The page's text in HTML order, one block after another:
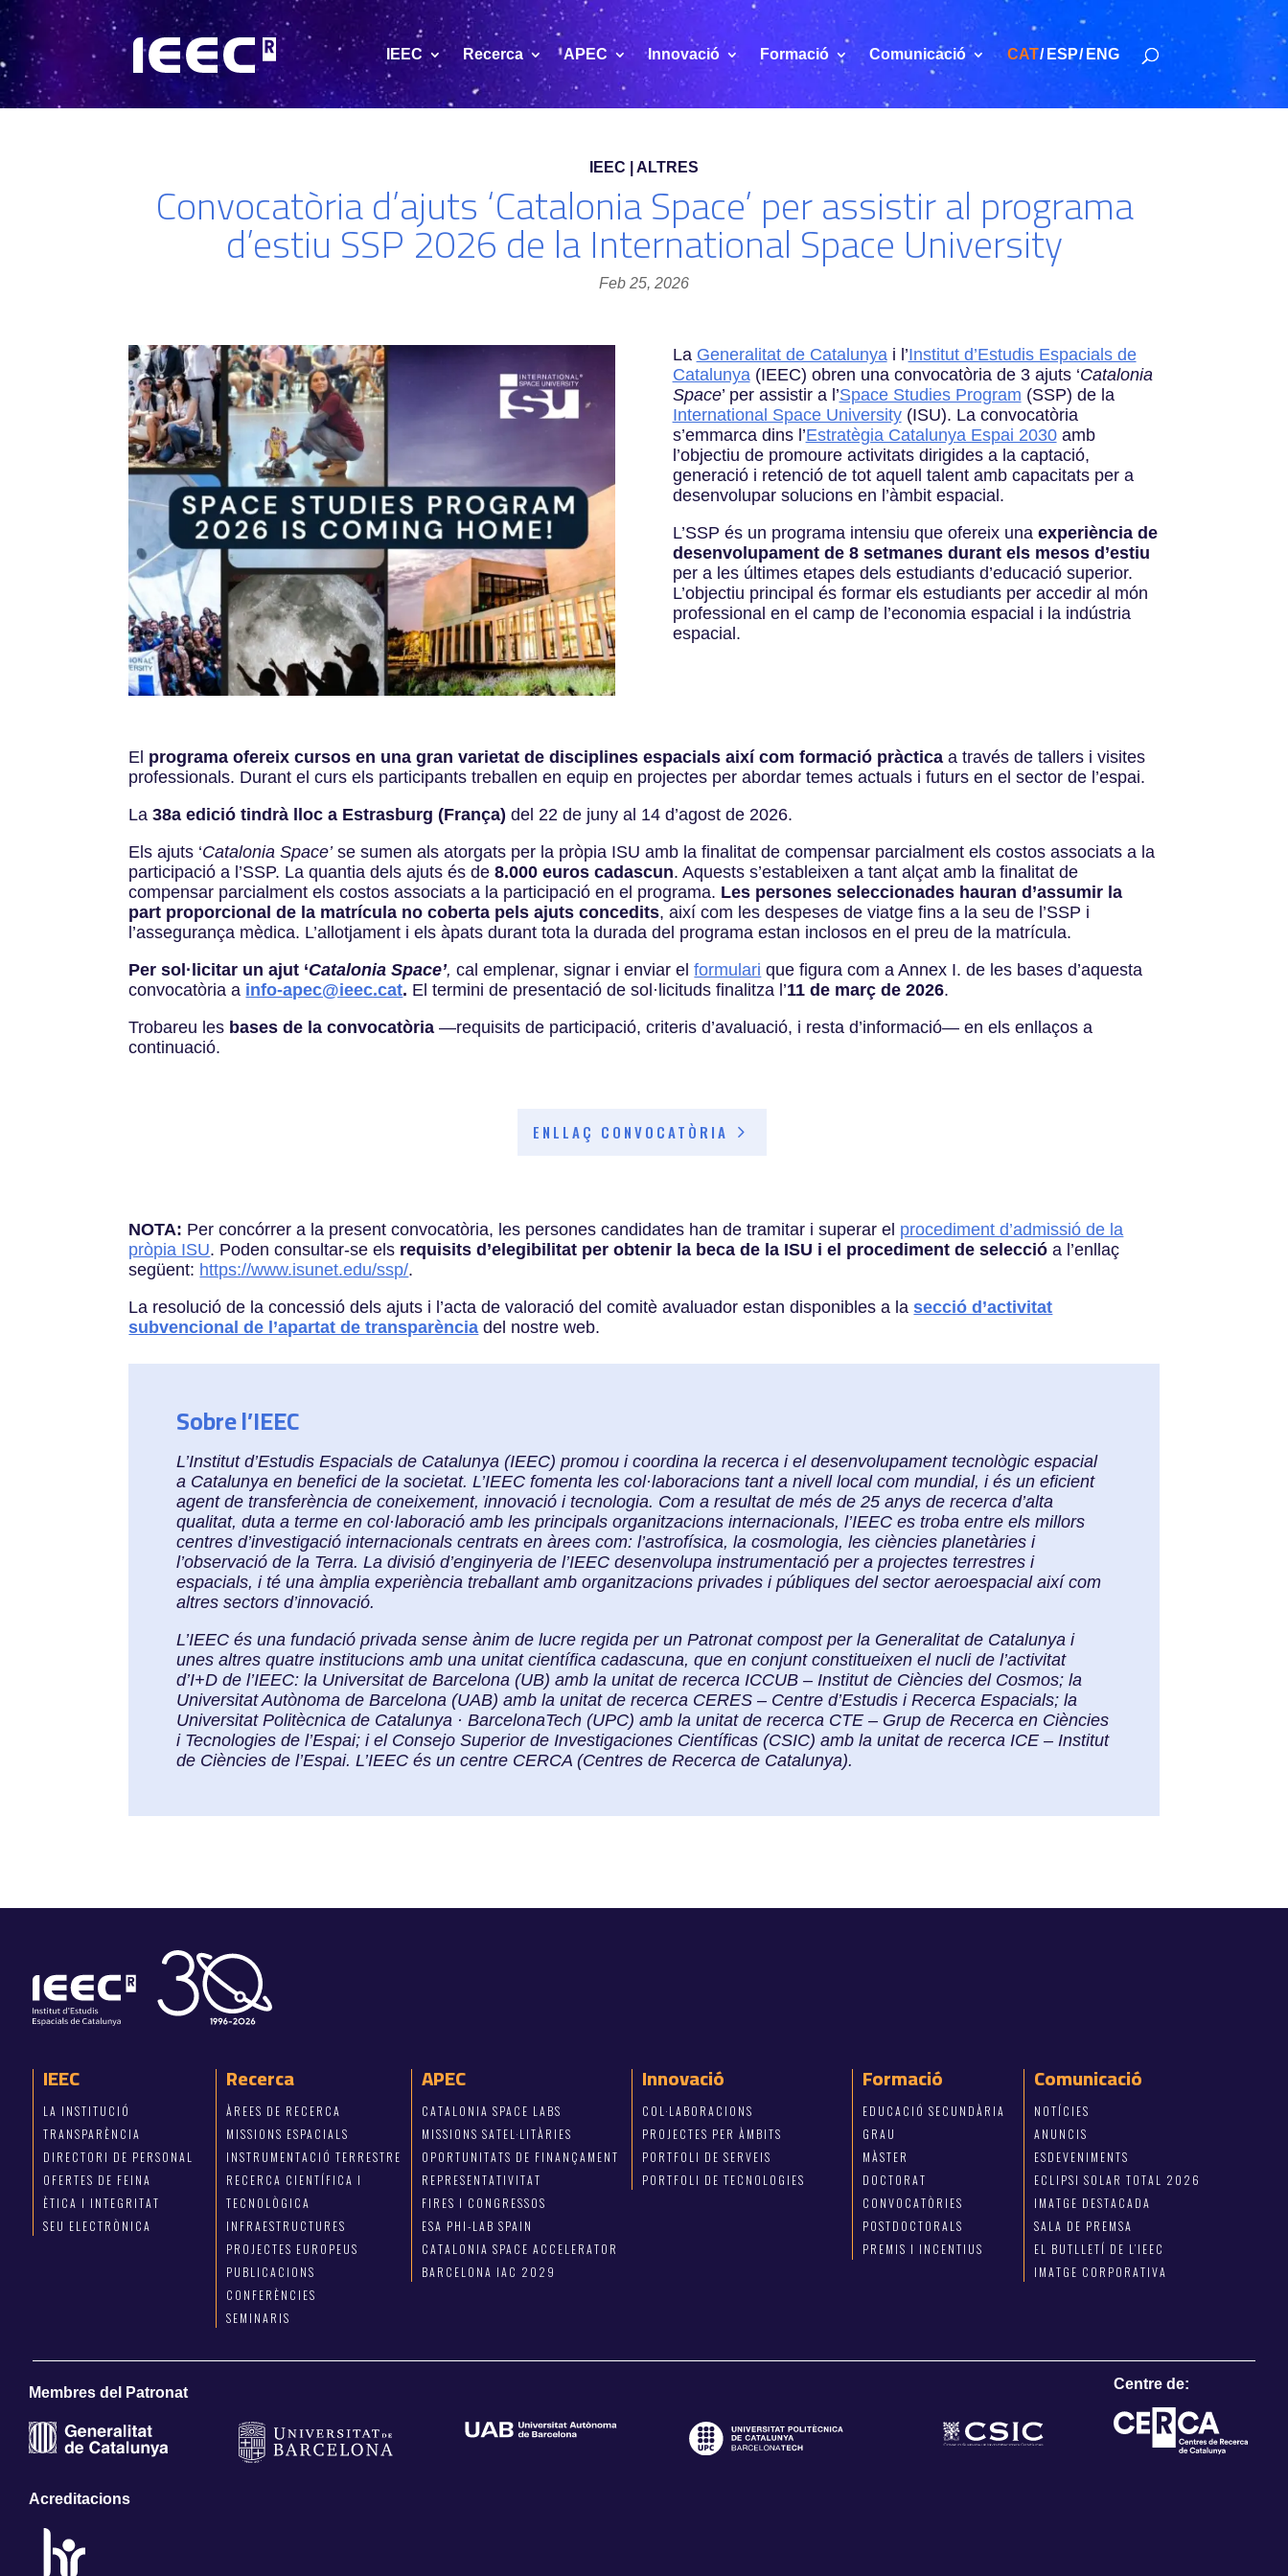
IEEC Recerca APEC Innovació Formació Comunicació CAT ESP ENG
IEEC | ALTRES
Convocatòria d’ajuts ‘Catalonia Space’ per assistir al programa
d’estiu SSP 2026 de la International Space University
Feb 25, 2026
La Generalitat de Catalunya i l’Institut d’Estudis Espacials de
Catalunya (IEEC) obren una convocatòria de 3 ajuts ‘Catalonia
Space’ per assistir a l’Space Studies Program (SSP) de la
International Space University(ISU). La convocatòria
s’emmarca dins l’Estratègia Catalunya Espai 2030amb
l’objectiu de promoure activitats dirigides a la captació,
generació i retenció de tot aquell talent amb capacitats per a
desenvolupar solucions en l’àmbit espacial.
L’SSP és un programa intensiu que ofereix una experiència de
desenvolupament de 8 setmanes durant els mesos d’estiu
per a les últimes etapes dels estudiants d’educació superior.
L’objectiu principal és formar els estudiants per accedir al món
professional en el camp de l’economia espacial i la indústria
espacial.
El programa ofereix cursos en una gran varietat de disciplines espacials així com formació pràctica a través de tallers i visites
professionals. Durant el curs els participants treballen en equip en projectes per abordar temes actuals i futurs en el sector de l’espai.
La38a edició tindrà lloc a Estrasburg (França) del 22 de juny al 14 d’agost de 2026.
Els ajuts ‘Catalonia Space’se sumen als atorgats per la pròpia ISU amb la finalitat de compensar parcialment els costos associats a la
participació a l’SSP. La quantia dels ajuts és de 8.000 euros cadascun. Aquests s’estableixen a tant alçat amb la finalitat de
compensar parcialment els costos associats a la participació en el programa. Les persones seleccionades hauran d’assumir la
part proporcional de la matrícula no coberta pels ajuts concedits, així com les despeses de viatge fins a la seu de l’SSP i
l’assegurança mèdica. L’allotjament i els àpats durant tota la durada del programa estan inclosos en el preu de la matrícula.
Per sol·licitar un ajut ‘Catalonia Space’,cal emplenar, signar i enviar elformulari que figura com a Annex I. de les bases d’aquesta
convocatòria a info-apec@ieec.cat. El termini de presentació de sol·licituds finalitza l’11 de març de 2026.
Trobareu les bases de la convocatòria —requisits de participació, criteris d’avaluació, i resta d’informació— en els enllaços a
continuació.
ENLLAÇ CONVOCATÒRIA
NOTA: Per concórrer a la present convocatòria, les persones candidates han de tramitar i superar el procediment d’admissió de la
pròpia ISU. Poden consultar-se els requisits d’elegibilitat per obtenir la beca de la ISU i el procediment de selecció a l’enllaç
següent: https://www.isunet.edu/ssp/.
La resolució de la concessió dels ajuts i l’acta de valoració del comitè avaluador estan disponibles a lasecció d’activitat
subvencional de l’apartat de transparència del nostre web.
Sobre l’IEEC
L’Institut d’Estudis Espacials de Catalunya (IEEC) promou i coordina la recerca i el desenvolupament tecnològic espacial
a Catalunya en benefici de la societat. L’IEEC fomenta les col·laboracions tant a nivell local com mundial, i és un eficient
agent de transferència de coneixement, innovació i tecnologia. Com a resultat de més de 25 anys de recerca d’alta
qualitat, duta a terme en col·laboració amb les principals organitzacions internacionals, l’IEEC es troba entre els millors
centres d’investigació internacionals centrats en àrees com: l’astrofísica, la cosmologia, les ciències planetàries i
l’observació de la Terra. La divisió d’enginyeria de l’IEEC desenvolupa instrumentació per a projectes terrestres i
espacials, i té una àmplia experiència treballant amb organitzacions privades i públiques del sector aeroespacial així com
altres sectors d’innovació.
L’IEEC és una fundació privada sense ànim de lucre regida per un Patronat compost per la Generalitat de Catalunya i
unes altres quatre institucions amb una unitat científica cadascuna, que en conjunt constitueixen el nucli de l’activitat
d’I+D de l’IEEC: la Universitat de Barcelona (UB) amb la unitat de recerca ICCUB – Institut de Ciències del Cosmos; la
Universitat Autònoma de Barcelona (UAB) amb la unitat de recerca CERES – Centre d’Estudis i Recerca Espacials; la
Universitat Politècnica de Catalunya · BarcelonaTech (UPC) amb la unitat de recerca CTE – Grup de Recerca en Ciències
i Tecnologies de l’Espai; i el Consejo Superior de Investigaciones Científicas (CSIC) amb la unitat de recerca ICE – Institut
de Ciències de l’Espai. L’IEEC és un centre CERCA (Centres de Recerca de Catalunya).
IEEC
LA INSTITUCIÓ
TRANSPARÈNCIA
DIRECTORI DE PERSONAL
OFERTES DE FEINA
ÈTICA I INTEGRITAT
SEU ELECTRÒNICA
Recerca
ÀREES DE RECERCA
MISSIONS ESPACIALS
INSTRUMENTACIÓ TERRESTRE
RECERCA CIENTÍFICA I
TECNOLÒGICA
INFRAESTRUCTURES
PROJECTES EUROPEUS
PUBLICACIONS
CONFERÈNCIES
SEMINARIS
APEC
CATALONIA SPACE LABS
MISSIONS SATEL·LITÀRIES
OPORTUNITATS DE FINANÇAMENT
REPRESENTATIVITAT
FIRES I CONGRESSOS
ESA PHI-LAB SPAIN
CATALONIA SPACE ACCELERATOR
BARCELONA IAC 2029
Innovació
COL·LABORACIONS
PROJECTES PER ÀMBITS
PORTFOLI DE SERVEIS
PORTFOLI DE TECNOLOGIES
Formació
EDUCACIÓ SECUNDÀRIA
GRAU
MÀSTER
DOCTORAT
CONVOCATÒRIES
POSTDOCTORALS
PREMIS I INCENTIUS
Comunicació
NOTÍCIES
ANUNCIS
ESDEVENIMENTS
ECLIPSI SOLAR TOTAL 2026
IMATGE DESTACADA
SALA DE PREMSA
EL BUTLLETÍ DE L’IEEC
IMATGE CORPORATIVA
Membres del Patronat
Centre de:
Acreditacions